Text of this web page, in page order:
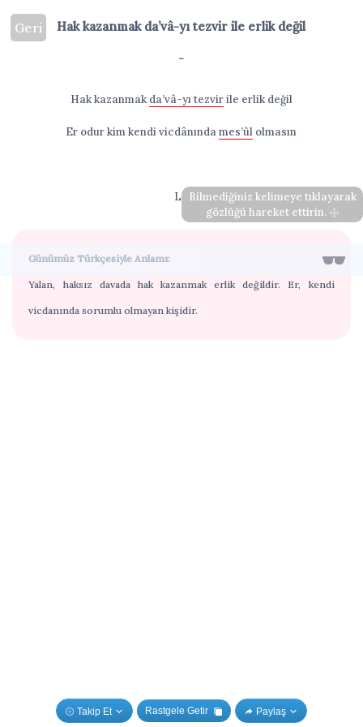
Geri Hak kazanmak da’vâ-yı tezvir ile erlik değil
-
Hak kazanmak da’vâ-yı tezvirile erlik değil
Er odur kim kendi vicdânındames’ûl olmasın
Lâ
Günümüz Türkçesiyle Anlamı:
Yalan, haksız davada hak kazanmak erlik değildir. Er, kendi
vicdanında sorumlu olmayan kişidir.
Takip Et Rastgele Getir Paylaş
Bilmediğiniz kelimeye tıklayarak
gözlüğü hareket ettirin.